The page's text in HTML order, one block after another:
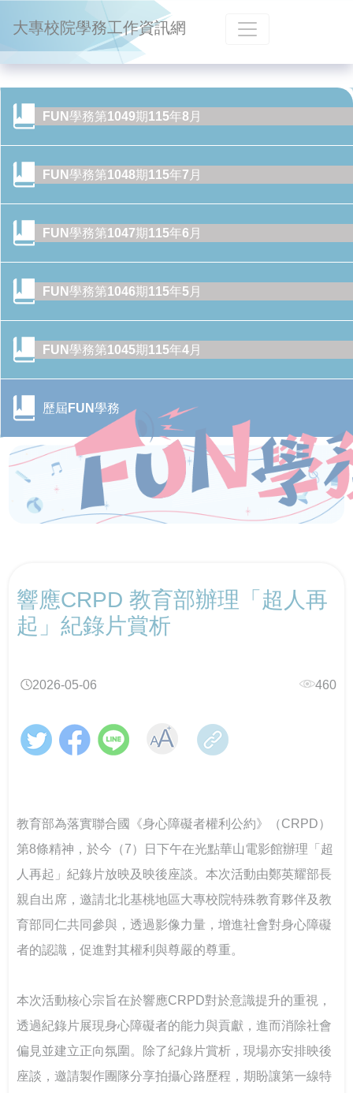
大專校院學務工作資訊網
FUN學務第1049期115年8月
行政院季連成政委率隊訪視教育部 跨部會合作打造校園
防毒防護網
教育輔具知能研討會
化災應變實作訓練
別具「藝」格！適應藝術夏令營 從探索自我到成就彼
教育部補助大專校院學生社團赴教育優先區中小學校辦
跨域共振找回生命節奏：東吳大學以「生命之弦」音樂
會實現SEL新模式
FUN學務第1048期115年7月
CONTENTS目錄
教育部召開115年特殊教育行政支持網絡會議－聚焦AI及
線上線下全面共同守護校園—115年大專校院跟蹤騷擾暨
數位／網路性別暴力防治研討會
強化「喪屍煙彈」校園防制 教育部以「辨風險、阻來
源、即處遇、重輔導」守護學生安全
美耕心」計畫打造學生安心支持場域
當霧霾散去，閃耀耀眼的燦爛陽光-談大專特教生之校園
教育部舉辦115年度校園性別事件行政訴訟案例研討會
FUN學務第1047期115年6月
園溫暖蛻變
春暉愛傳遞！教育部攜手績優志工，共築跨域防毒、反
詐防護網
大專校院推動性別平等教育日實務分享，展現校園多元
教育部辦理「安全計畫介入工作坊」 強化校園防治自我
生看見數位/網路世界的傷害與界線
115年大專校院身心障礙學生夏令營 報名開跑~讓我們一
FUN學務第1046期115年5月
CONTENTS目錄
演跨校接駁計畫啟動
大專校院響應性別平等教育日活動 共同營造友善校園環
境
大手牽小手 社團齊步走-114年大專校院社團帶動中小學
社團發展計畫成果
中區大專校院學生輔導工作協調諮詢中心 串連專業力
量，守護學生的每一步成長
高屏東區資源中心「115年上半年校園安全主管會議」落
實全民國防教育- 「軍事單位參訪與戶外水域安全防溺活
FUN學務第1045期115年4月
跨越年齡的性別平權實踐，《性別平等教育季刊》第111
期引領高齡人生新圖像
「解癮—解開毒品上癮的真相」反毒教育特展 登陸花蓮
「義」氣風發、「社」我其誰！115年全國大專校院學生
社團評選盛大舉行
115學年度身心障礙學生升學大專校院甄試 3月19日開放
查看試場 3月20日學科考試登場
教育部辦理國民教育階段全民國防教育融入式教學工作
坊 強化課程實踐與教學創新
歷屆FUN學務
響應CRPD 教育部辦理「超人再
起」紀錄片賞析
2026-05-06 460
教育部為落實聯合國《身心障礙者權利公約》（CRPD）
第8條精神，於今（7）日下午在光點華山電影館辦理「超
人再起」紀錄片放映及映後座談。本次活動由鄭英耀部長
親自出席，邀請北北基桃地區大專校院特殊教育夥伴及教
育部同仁共同參與，透過影像力量，增進社會對身心障礙
者的認識，促進對其權利與尊嚴的尊重。
本次活動核心宗旨在於響應CRPD對於意識提升的重視，
透過紀錄片展現身心障礙者的能力與貢獻，進而消除社會
偏見並建立正向氛圍。除了紀錄片賞析，現場亦安排映後
座談，邀請製作團隊分享拍攝心路歷程，期盼讓第一線特